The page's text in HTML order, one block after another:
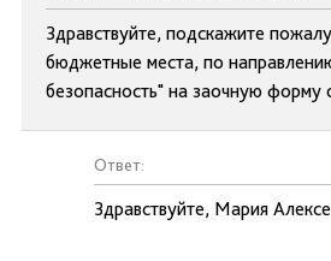
Здравствуйте, подскажите
бюджетные места, по
безопасность" на заочную форму
Ответ:
Здравствуйте, Мария